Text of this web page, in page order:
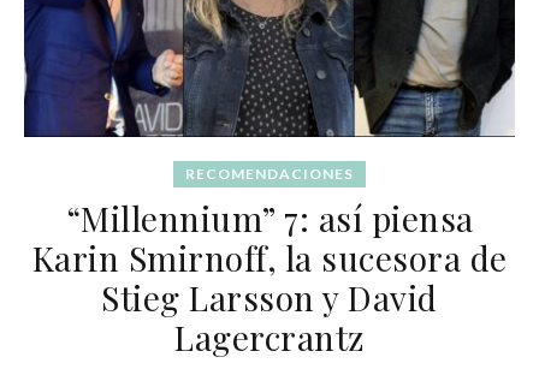
RECOMENDACIONES
“Millennium” 7: así piensa
Karin Smirnoff, la sucesora de
Stieg Larsson y David
Lagercrantz